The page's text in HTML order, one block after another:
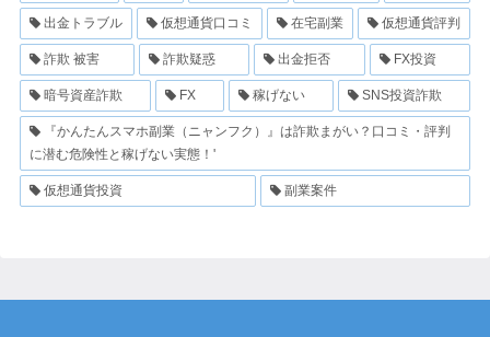
出金トラブル 仮想通貨口コミ 在宅副業 仮想通貨評判
詐欺 被害 詐欺疑惑 出金拒否 FX投資
暗号資産詐欺 FX 稼げない SNS投資詐欺
『かんたんスマホ副業（ニャンフク）』は詐欺まがい？口コミ・評判
に潜む危険性と稼げない実態！'
仮想通貨投資 副業案件